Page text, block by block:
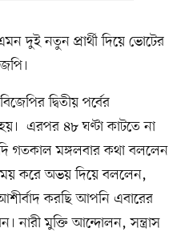
দুই নতুন প্রার্থী দিয়ে ভোটের
দ্বিতীয় পর্বের
এরপর ৪৮ ঘণ্টা কাটতে না
গতকাল মঙ্গলবার কথা বললেন
করে অভয় দিয়ে বললেন,
করছি আপনি এবারের
নারী মুক্তি আন্দোলন, সন্ত্রাস